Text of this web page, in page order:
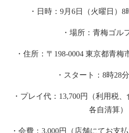
・日時： 9月 6日（火曜日） 8
・場所：青梅ゴル
・住所：〒 198-0004 東京都青梅
・スタート： 8時28
・プレイ代： 13,700円（利用税
各自清算）
・会費： 3,000円（店舗にてお支